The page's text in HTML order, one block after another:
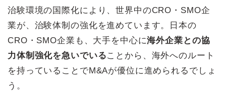
治験環境の国際化により、世界中のCRO・SMO企
業が、治験体制の強化を進めています。日本の
CRO・SMO企業も、大手を中心に海外企業との協
力体制強化を急いでいることから、海外へのルート
を持っていることでM&Aが優位に進められるでしょ
う。